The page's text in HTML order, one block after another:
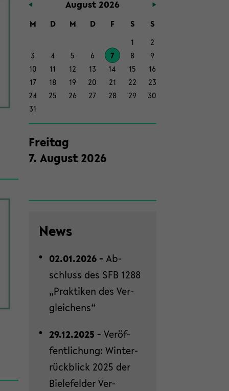
Haupt­
in­
Sek­
ti­
on
wech­
seln
Au­gust 2026
M D M D F S
S
1
2
3
4 5 6 7 8
9
10
11 12 13 14 15
16
17
18 19 20 21 22
23
24
25 26 27 28 29
30
31
Frei­tag
7. Au­gust2026
News
02.01.2026 - Ab­
schluss des SFB 1288
„Prak­ti­ken des Ver­
glei­chens“
29.12.2025 - Ver­öf­
fent­li­chung: Win­ter­
rück­blick 2025 der
Bie­le­fel­der Ver­